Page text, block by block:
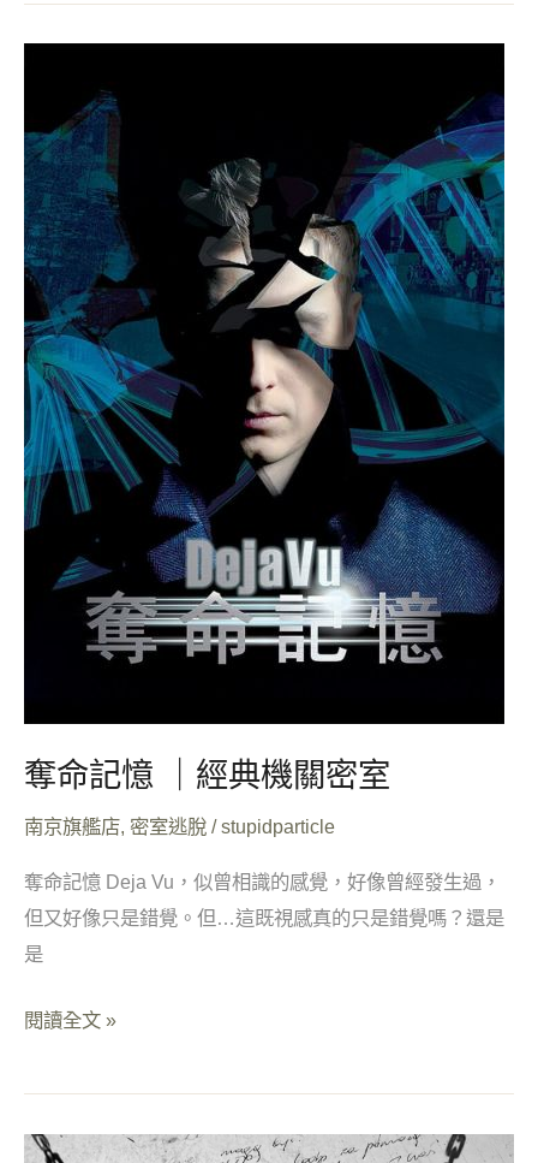
奪命記憶 ｜經典機關密室
南京旗艦店, 密室逃脫 /stupidparticle
奪命記憶 Deja Vu，似曾相識的感覺，好像曾經發生過，
但又好像只是錯覺。但…這既視感真的只是錯覺嗎？還是
是
記
憶
｜
經
典
關
密
室
閱讀全文 »
奪